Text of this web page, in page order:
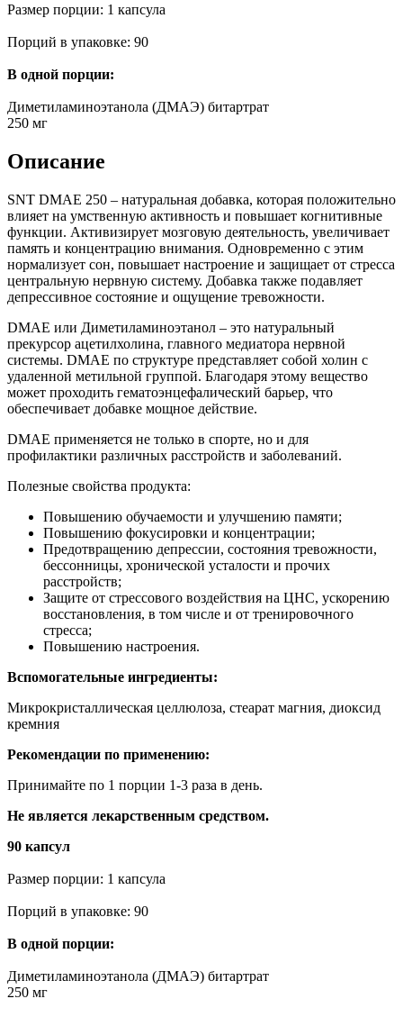
Размер порции: 1 капсула
Порций в упаковке: 90
В одной порции:
Диметиламиноэтанола (ДМАЭ) битартрат
250 мг
Описание
SNT DMAE 250 – натуральная добавка, которая положительно
влияет на умственную активность и повышает когнитивные
функции. Активизирует мозговую деятельность, увеличивает
память и концентрацию внимания. Одновременно с этим
нормализует сон, повышает настроение и защищает от стресса
центральную нервную систему. Добавка также подавляет
депрессивное состояние и ощущение тревожности.
DMAE или Диметиламиноэтанол – это натуральный
прекурсор ацетилхолина, главного медиатора нервной
системы. DMAE по структуре представляет собой холин с
удаленной метильной группой. Благодаря этому вещество
может проходить гематоэнцефалический барьер, что
обеспечивает добавке мощное действие.
DMAE применяется не только в спорте, но и для
профилактики различных расстройств и заболеваний.
Полезные свойства продукта:
Повышению обучаемости и улучшению памяти;
Повышению фокусировки и концентрации;
Предотвращению депрессии, состояния тревожности,
бессонницы, хронической усталости и прочих
расстройств;
Защите от стрессового воздействия на ЦНС, ускорению
восстановления, в том числе и от тренировочного
стресса;
Повышению настроения.
Вспомогательные ингредиенты:
Микрокристаллическая целлюлоза, стеарат магния, диоксид
кремния
Рекомендации по применению:
Принимайте по 1 порции 1-3 раза в день.
Не является лекарственным средством.
90 капсул
Размер порции: 1 капсула
Порций в упаковке: 90
В одной порции:
Диметиламиноэтанола (ДМАЭ) битартрат
250 мг